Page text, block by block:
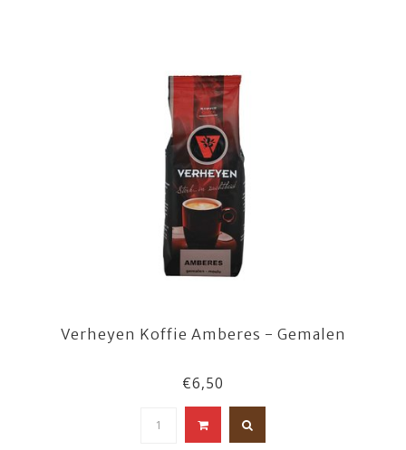
Verheyen Koffie Amberes - Gemalen
€6,50